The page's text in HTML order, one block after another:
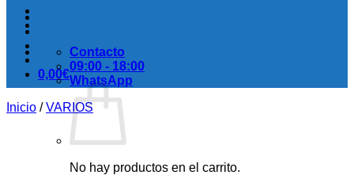
0,00€
No hay productos en el carrito.
Contacto
09:00 - 18:00
WhatsApp
Inicio / VARIOS